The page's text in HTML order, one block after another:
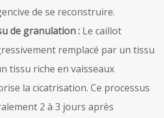
de se reconstruire.
de granulation : Le caillot
remplacé par un tissu
tissu riche en vaisseaux
la cicatrisation. Ce processus
2 à 3 jours après